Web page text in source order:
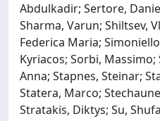
Abdulkadir; Sertore,
Sharma, Varun; Shiltsev,
Federica Maria;
Kyriacos; Sorbi,
Anna; Stapnes, Steinar;
Statera, Marco;
Stratakis, Diktys; Su,